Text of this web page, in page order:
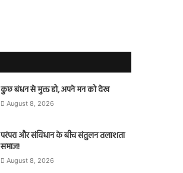
कुछ बंधन से मुक्त हो, अपने मन को देख
August 8, 2026
परंपरा और संविधान के बीच संतुलन तलाशता
समाज!
August 8, 2026